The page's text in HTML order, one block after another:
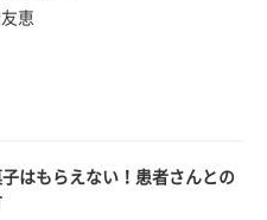
恵
はもらえない！患者さんとの